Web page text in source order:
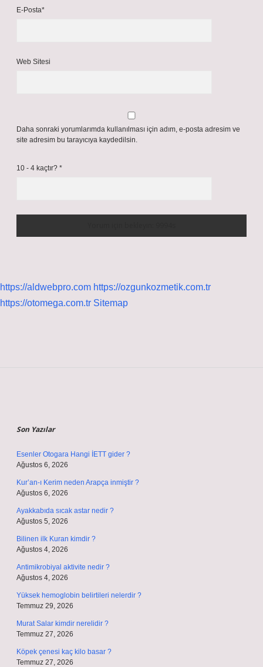
E-Posta*
Web Sitesi
Daha sonraki yorumlarımda kullanılması için adım, e-posta adresim ve
site adresim bu tarayıcıya kaydedilsin.
10 - 4 kaçtır? *
https://aldwebpro.com https://ozgunkozmetik.com.tr
https://otomega.com.tr Sitemap
Son Yazılar
Esenler Otogara Hangi İETT gider ?
Ağustos 6, 2026
Kur’an-ı Kerim neden Arapça inmiştir ?
Ağustos 6, 2026
Ayakkabıda sıcak astar nedir ?
Ağustos 5, 2026
Bilinen ilk Kuran kimdir ?
Ağustos 4, 2026
Antimikrobiyal aktivite nedir ?
Ağustos 4, 2026
Yüksek hemoglobin belirtileri nelerdir ?
Temmuz 29, 2026
Murat Salar kimdir nerelidir ?
Temmuz 27, 2026
Köpek çenesi kaç kilo basar ?
Temmuz 27, 2026